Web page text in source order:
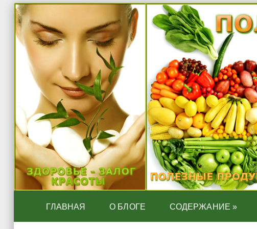
ГЛАВНАЯ О БЛОГЕ СОДЕРЖАНИЕ »